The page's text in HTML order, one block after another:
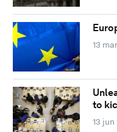
13
to
13 jun